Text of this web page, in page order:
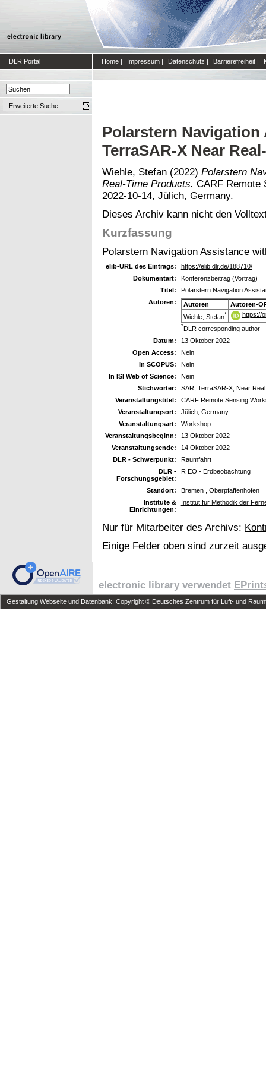
DLR Portal Home | Impressum | Datenschutz | Barrierefreiheit |
Erweiterte Suche
Polarstern
TerraSAR-X Near
Wiehle, Stefan (2022) Polarstern
Real-Time Products. CARF Remote
2022-10-14, Jülich, Germany.
Dieses Archiv kann nicht den
Kurzfassung
Polarstern Navigation Assistance
elib-URL des Eintrags:
https://elib.dlr.de/188710/
Dokumentart:
Konferenzbeitrag (Vortrag)
Titel:
Polarstern Navigation
Autoren:
Autoren
Autoren-
Wiehle, Stefan* https://
*DLR corresponding author
Datum:
13 Oktober 2022
Open Access:
Nein
In SCOPUS:
Nein
In ISI Web of Science:
Nein
Stichwörter:
SAR, TerraSAR-X, Near
Veranstaltungstitel:
CARF Remote Sensing
Veranstaltungsort:
Jülich, Germany
Veranstaltungsart:
Workshop
Veranstaltungsbeginn:
13 Oktober 2022
Veranstaltungsende:
14 Oktober 2022
DLR - Schwerpunkt:
Raumfahrt
DLR -
Forschungsgebiet:
R EO - Erdbeobachtung
Standort:
Bremen , Oberpfaffenhofen
Institute &
Einrichtungen:
Institut für Methodik der
Nur für Mitarbeiter des Archivs:
Einige Felder oben sind zurzeit
electronic library verwendet
Gestaltung Webseite und Datenbank: Copyright © Deutsches Zentrum für Luft- und